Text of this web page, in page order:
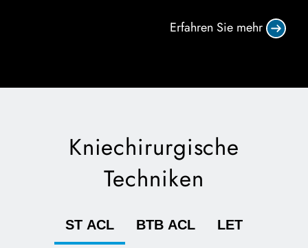
Erfahren Sie mehr
Kniechirurgische
Techniken
ST ACL BTB ACL LET